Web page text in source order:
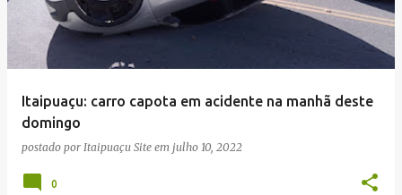
Itaipuaçu: carro capota em acidente na manhã deste
domingo
postado por Itaipuaçu Site em julho 10, 2022
0